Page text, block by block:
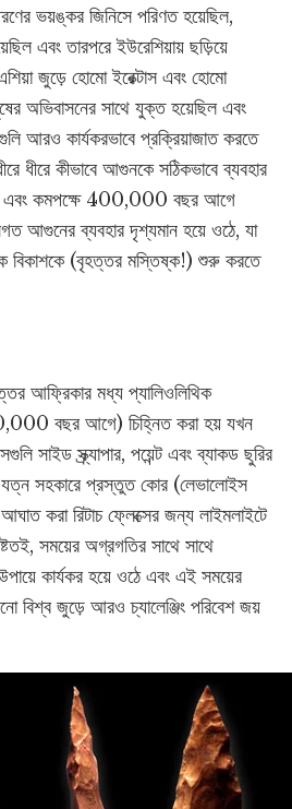
ভয়ঙ্কর জিনিসে পরিণত হয়েছিল,
এবং তারপরে ইউরেশিয়ায় ছড়িয়ে
জুড়ে হোমো ইরেক্টাস এবং হোমো
অভিবাসনের সাথে যুক্ত হয়েছিল এবং
আরও কার্যকরভাবে প্রক্রিয়াজাত করতে
ধীরে কীভাবে আগুনকে সঠিকভাবে ব্যবহার
এবং কমপক্ষে 400,000 বছর আগে
আগুনের ব্যবহার দৃশ্যমান হয়ে ওঠে, যা
বিকাশকে (বৃহত্তর মস্তিষ্ক!) শুরু করতে
আফ্রিকার মধ্য প্যালিওলিথিক
বছর আগে) চিহ্নিত করা হয় যখন
সাইড স্ক্র্যাপার, পয়েন্ট এবং ব্যাকড ছুরির
যত্ন সহকারে প্রস্তুত কোর (লেভালোইস
করা রিটাচ ফ্লেক্সের জন্য লাইমলাইটে
সময়ের অগ্রগতির সাথে সাথে
কার্যকর হয়ে ওঠে এবং এই সময়ের
বিশ্ব জুড়ে আরও চ্যালেঞ্জিং পরিবেশ জয়